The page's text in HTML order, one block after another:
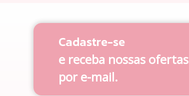
Cadastre-se
e receba nossas ofertas
por e-mail.